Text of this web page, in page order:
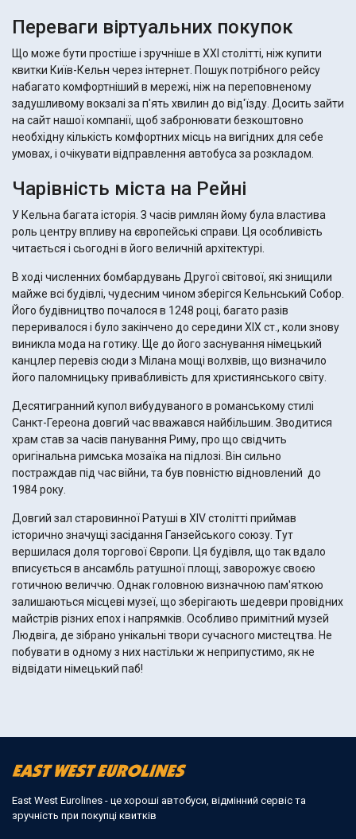
Переваги віртуальних покупок
Що може бути простіше і зручніше в XXI столітті, ніж купити
квитки Київ-Кельн через інтернет. Пошук потрібного рейсу
набагато комфортніший в мережі, ніж на переповненому
задушливому вокзалі за п'ять хвилин до від'їзду. Досить зайти
на сайт нашої компанії, щоб забронювати безкоштовно
необхідну кількість комфортних місць на вигідних для себе
умовах, і очікувати відправлення автобуса за розкладом.
Чарівність міста на Рейні
У Кельна багата історія. З часів римлян йому була властива
роль центру впливу на європейські справи. Ця особливість
читається і сьогодні в його величній архітектурі.
В ході численних бомбардувань Другої світової, які знищили
майже всі будівлі, чудесним чином зберігся Кельнський Собор.
Його будівництво почалося в 1248 році, багато разів
переривалося і було закінчено до середини XIX ст., коли знову
виникла мода на готику. Ще до його заснування німецький
канцлер перевіз сюди з Мілана мощі волхвів, що визначило
його паломницьку привабливість для християнського світу.
Десятигранний купол вибудуваного в романському стилі
Санкт-Гереона довгий час вважався найбільшим. Зводитися
храм став за часів панування Риму, про що свідчить
оригінальна римська мозаїка на підлозі. Він сильно
постраждав під час війни, та був повністю відновлений до
1984 року.
Довгий зал старовинної Ратуші в XIV столітті приймав
історично значущі засідання Ганзейського союзу. Тут
вершилася доля торгової Європи. Ця будівля, що так вдало
вписується в ансамбль ратушної площі, заворожує своєю
готичною величчю. Однак головною визначною пам'яткою
залишаються місцеві музеї, що зберігають шедеври провідних
майстрів різних епох і напрямків. Особливо примітний музей
Людвіга, де зібрано унікальні твори сучасного мистецтва. Не
побувати в одному з них настільки ж неприпустимо, як не
відвідати німецький паб!
East West Eurolines - це хороші автобуси, відмінний сервіс та
зручність при покупці квитків